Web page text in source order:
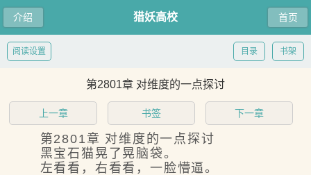
介绍 首页
猎妖高校
书架
目录
阅读设置
第2801章 对维度的一点探讨
上一章 书签 下一章
第2801章 对维度的一点探讨
黑宝石猫晃了晃脑袋。
左看看，右看看，一脸懵逼。